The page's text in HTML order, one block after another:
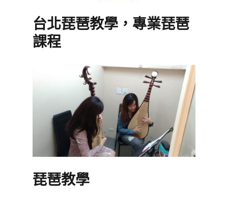
台北琵琶教學，專業琵琶
課程
琵琶教學